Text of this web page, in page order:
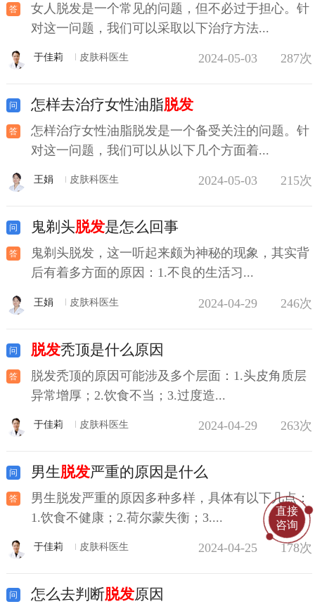
女人脱发是一个常见的问题，但不必过于担心。针
对这一问题，我们可以采取以下治疗方法...
于佳莉 皮肤科医生 2024-05-03 287次
怎样去治疗女性油脂脱发
怎样治疗女性油脂脱发是一个备受关注的问题。针
对这一问题，我们可以从以下几个方面着...
王娟 皮肤科医生 2024-05-03 215次
鬼剃头脱发是怎么回事
鬼剃头脱发，这一听起来颇为神秘的现象，其实背
后有着多方面的原因：1.不良的生活习...
王娟 皮肤科医生 2024-04-29 246次
脱发秃顶是什么原因
脱发秃顶的原因可能涉及多个层面：1.头皮角质层
异常增厚；2.饮食不当；3.过度造...
于佳莉 皮肤科医生 2024-04-29 263次
男生脱发严重的原因是什么
男生脱发严重的原因多种多样，具体有以下几点：
1.饮食不健康；2.荷尔蒙失衡；3....
于佳莉 皮肤科医生 2024-04-25 178次
怎么去判断脱发原因
直接
咨询